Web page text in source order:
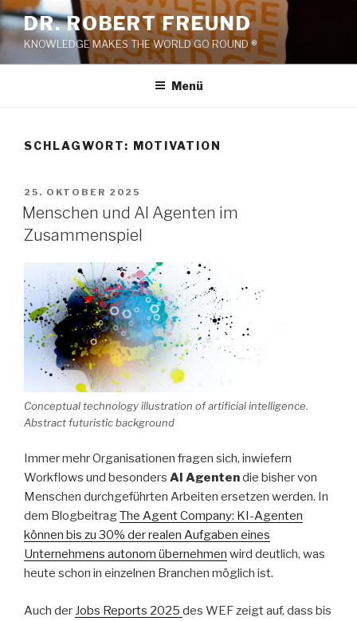
Zum
Inhalt
springen
DR. ROBERT FREUND
KNOWLEDGE MAKES THE WORLD GO ROUND ®
Menü
SCHLAGWORT: MOTIVATION
VERÖFFENTLICHT
AM
25. OKTOBER 2025
Menschen und AI Agenten im
Zusammenspiel
Conceptual technology illustration of artificial intelligence.
Abstract futuristic background
Immer mehr Organisationen fragen sich, inwiefern
Workflows und besonders AI Agentendie bisher von
Menschen durchgeführten Arbeiten ersetzen werden. In
dem BlogbeitragThe Agent Company: KI-Agenten
können bis zu 30% der realen Aufgaben eines
Unternehmens autonom übernehmen wird deutlich, was
heute schon in einzelnen Branchen möglich ist.
Auch der Jobs Reports 2025 des WEF zeigt auf, dass bis